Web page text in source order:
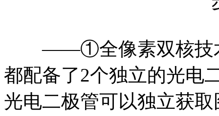
——①全像素双核技术
都配备了2个独立的光电
光电二极管可以独立获